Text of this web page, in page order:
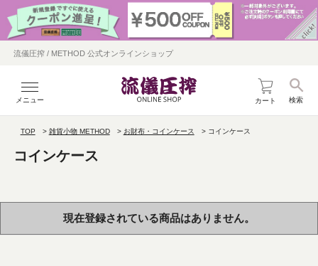
流儀圧搾 / METHOD 公式オンラインショップ
メニュー カート 検索
TOP 雑貨小物 METHOD お財布・コインケース コインケース
コインケース
現在登録されている商品はありません。